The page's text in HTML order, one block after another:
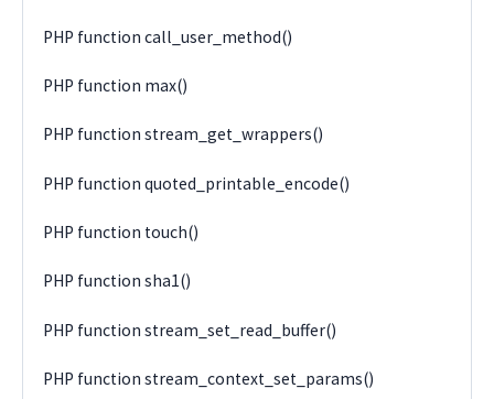
PHP function call_user_method()
PHP function max()
PHP function stream_get_wrappers()
PHP function quoted_printable_encode()
PHP function touch()
PHP function sha1()
PHP function stream_set_read_buffer()
PHP function stream_context_set_params()